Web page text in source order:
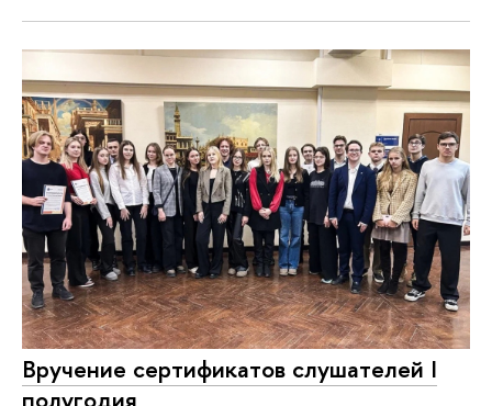
Вручение сертификатов слушателей I
полугодия